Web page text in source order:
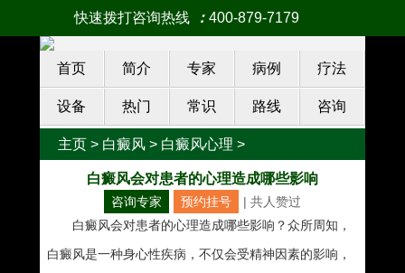
快速拨打咨询热线 ： 400-879-7179
首页 简介 专家 病例 疗法
设备 热门 常识 路线 咨询
主页 > 白癜风 > 白癜风心理 >
白癜风会对患者的心理造成哪些影响
咨询专家 预约挂号 | 共人赞过
白癜风会对患者的心理造成哪些影响？众所周知，
白癜风是一种身心性疾病，不仅会受精神因素的影响，